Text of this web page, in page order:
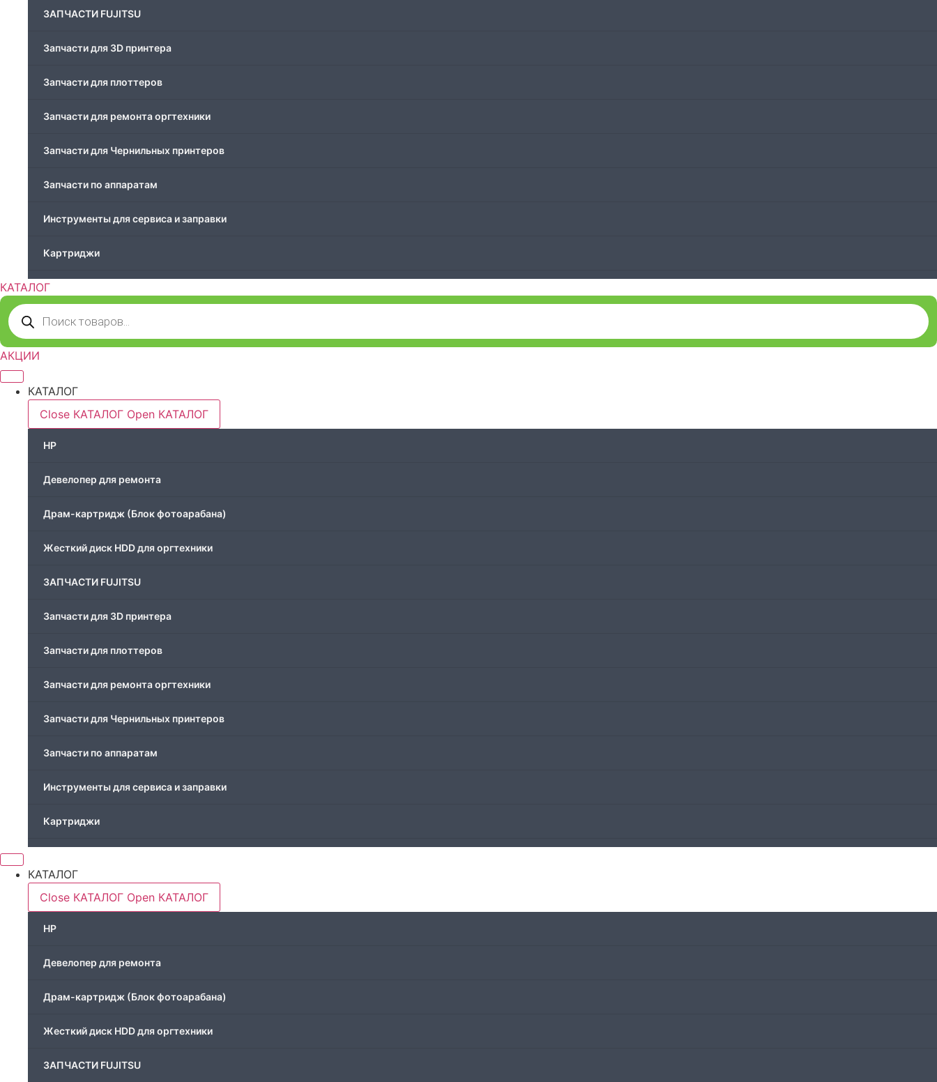
ЗАПЧАСТИ FUJITSU
Запчасти для 3D принтера
Запчасти для плоттеров
Запчасти для ремонта оргтехники
Запчасти для Чернильных принтеров
Запчасти по аппаратам
Инструменты для сервиса и заправки
Картриджи
Компьютеры и периферийные устройства
Оргтехника / Принтеры, Копиры и МФУ
Печатающая головка для принтера
Ремонт принтера. Услуги Сервисного центра.
КАТАЛОГ
Поиск
товаров
АКЦИИ
КАТАЛОГ
Close КАТАЛОГ Open КАТАЛОГ
HP
Девелопер для ремонта
Драм-картридж (Блок фотоарабана)
Жесткий диск HDD для оргтехники
ЗАПЧАСТИ FUJITSU
Запчасти для 3D принтера
Запчасти для плоттеров
Запчасти для ремонта оргтехники
Запчасти для Чернильных принтеров
Запчасти по аппаратам
Инструменты для сервиса и заправки
Картриджи
Память для принтера
Печатающая головка для принтера
Ремонт принтера. Услуги Сервисного центра.
Скрепки для финишера
Средства для сервиса / Оборудование
КАТАЛОГ
Close КАТАЛОГ Open КАТАЛОГ
HP
Девелопер для ремонта
Драм-картридж (Блок фотоарабана)
Жесткий диск HDD для оргтехники
ЗАПЧАСТИ FUJITSU